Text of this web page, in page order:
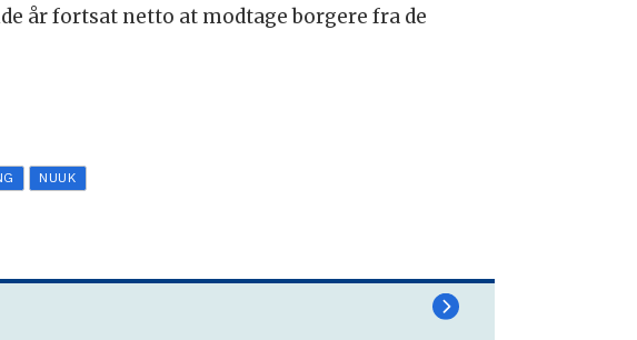
år fortsat netto at modtage borgere fra de
NUUK